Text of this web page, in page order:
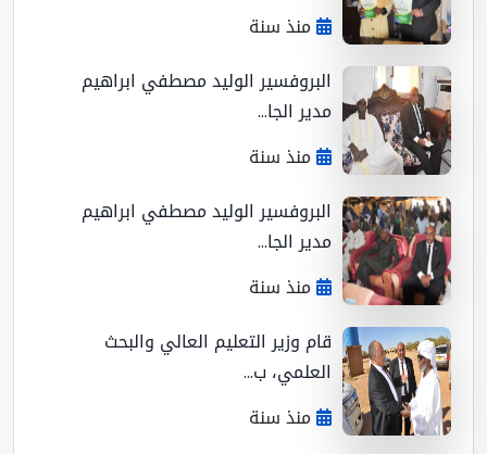
منذ سنة
البروفسير الوليد مصطفي ابراهيم
مدير الجا...
منذ سنة
البروفسير الوليد مصطفي ابراهيم
مدير الجا...
منذ سنة
قام وزير التعليم العالي والبحث
العلمي، ب...
منذ سنة